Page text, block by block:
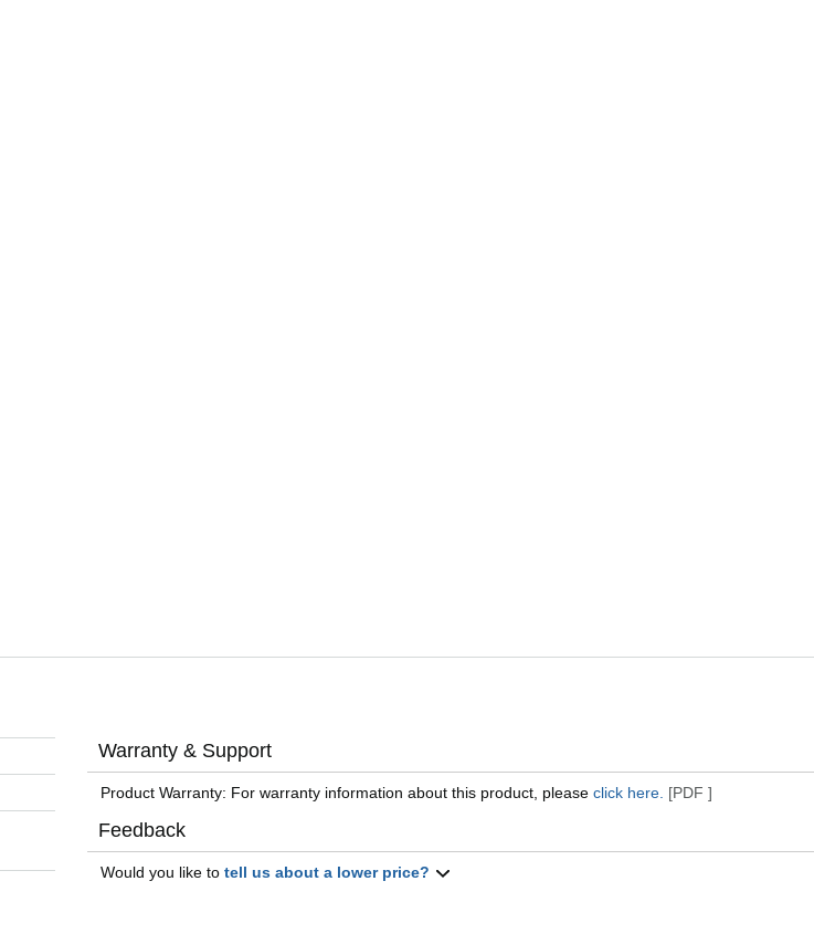
Warranty & Support
Product Warranty: For warranty information about this product, pleaseclick here. [PDF ]
Feedback
Would you like totell us about a lower price?